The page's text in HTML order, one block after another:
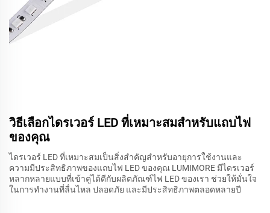
วิธีเลือกไดรเวอร์ LED ที่เหมาะสมสำหรับแถบไฟ
ของคุณ
ไดรเวอร์ LED ที่เหมาะสมเป็นสิ่งสำคัญสำหรับอายุการใช้งานและ
ความมีประสิทธิภาพของแถบไฟ LED ของคุณ LUMIMORE มีไดรเวอร์
หลากหลายแบบที่เข้าคู่ได้ดีกับผลิตภัณฑ์ไฟ LED ของเรา ช่วยให้มั่นใจ
ในการทำงานที่ลื่นไหล ปลอดภัย และมีประสิทธิภาพตลอดหลายปี